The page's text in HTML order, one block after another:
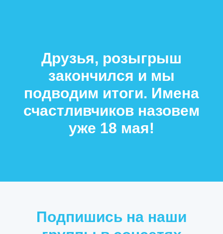
Друзья, розыгрыш
закончился и мы
подводим итоги. Имена
счастливчиков назовем
уже 18 мая!
Подпишись на наши